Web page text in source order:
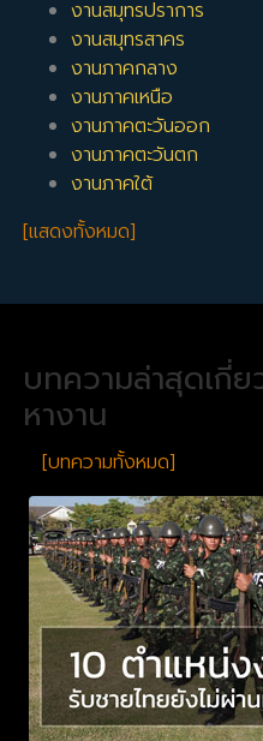
งานสมุทรปราการ
งานสมุทรสาคร
งานภาคกลาง
งานภาคเหนือ
งานภาคตะวันออก
งานภาคตะวันตก
งานภาคใต้
[แสดงทั้งหมด]
บทความล่าสุดเกี่
หางาน
[บทความทั้งหมด]